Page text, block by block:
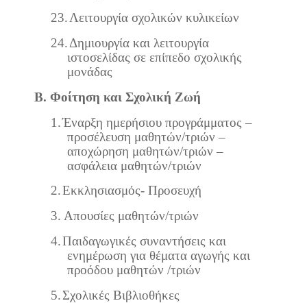
23.Λειτουργία σχολικών κυλικείων
24.Δημιουργία και λειτουργία
ιστοσελίδας σε επίπεδο σχολικής
μονάδας
Β. Φοίτηση και Σχολική Ζωή
1.Έναρξη ημερήσιου προγράμματος –
προσέλευση μαθητών/τριών –
αποχώρηση μαθητών/τριών –
ασφάλεια μαθητών/τριών
2.Εκκλησιασμός- Προσευχή
3. Απουσίες μαθητών/τριών
4.Παιδαγωγικές συναντήσεις και
ενημέρωση για θέματα αγωγής και
προόδου μαθητών /τριών
5.Σχολικές Βιβλιοθήκες